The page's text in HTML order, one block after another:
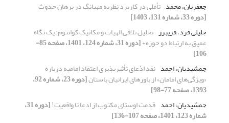
جعفریان، محمد تأملی در کاربرد نظریه مهبانگ در برهان حدوث
[دوره 33، شماره 131، 1403]
جلیلی فرد، فریبرز تحلیل تلاقی الهیات و مکانیک کوانتوم: یک نگاه
عمیق به ارتباط دو حوزه+ [دوره 31، شماره 124، 1401، صفحه 85-
106]
جمشیدیان، احمد نقد ادّعای تأثیرپذیری اعتقاد امامیه درباره
«ویژگی‌های امامان» از باورهای ایرانیان باستان [دوره 23، شماره 92،
1393، صفحه 77-98]
جمشیدیان، احمد قدمت اوستای مکتوب از ادعا تا واقعیت! [دوره 31،
شماره 123، 1401، صفحه 107-136]